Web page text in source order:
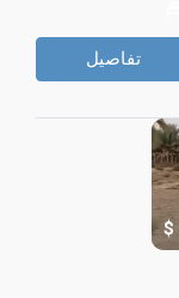
تفاصيل